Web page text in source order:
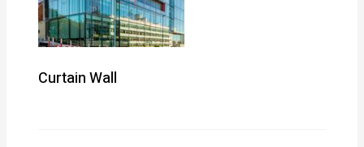
Curtain Wall